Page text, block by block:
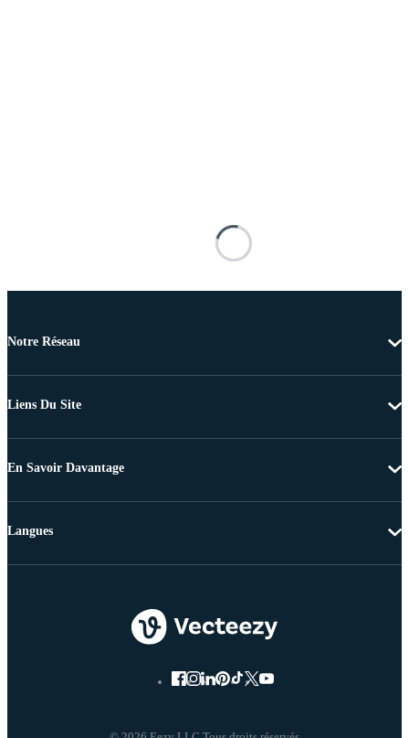
Notre Réseau
Liens Du Site
En Savoir Davantage
Langues